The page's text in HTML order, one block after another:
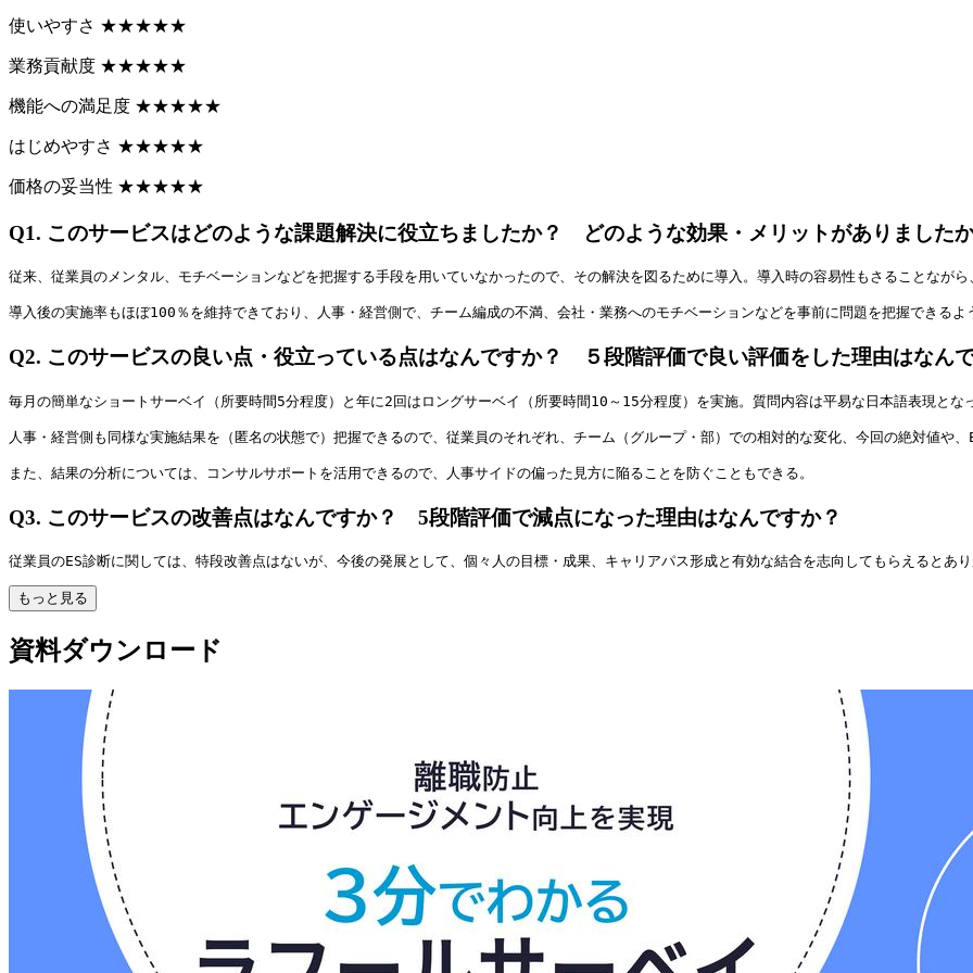
使いやすさ ★★★★★
業務貢献度 ★★★★★
機能への満足度 ★★★★★
はじめやすさ ★★★★★
価格の妥当性 ★★★★★
Q1. このサービスはどのような課題解決に役立ちましたか？ どのような効果・メリットがありました
従来、従業員のメンタル、モチベーションなどを把握する手段を用いていなかったので、その解決を図るために導入。導入時の容易性もさることな
導入後の実施率もほぼ100％を維持できており、人事・経営側で、チーム編成の不満、会社・業務へのモチベーションなどを事前に問題を把握できるよ
Q2. このサービスの良い点・役立っている点はなんですか？ ５段階評価で良い評価をした理由はなん
毎月の簡単なショートサーベイ（所要時間5分程度）と年に2回はロングサーベイ（所要時間10～15分程度）を実施。質問内容は平易な日本語表現と
人事・経営側も同様な実施結果を（匿名の状態で）把握できるので、従業員のそれぞれ、チーム（グループ・部）での相対的な変化、今回の絶対値
また、結果の分析については、コンサルサポートを活用できるので、人事サイドの偏った見方に陥ることを防ぐこともできる。
Q3. このサービスの改善点はなんですか？ 5段階評価で減点になった理由はなんですか？
従業員のES診断に関しては、特段改善点はないが、今後の発展として、個々人の目標・成果、キャリアパス形成と有効な結合を志向してもらえるとあ
もっと見る
資料ダウンロード